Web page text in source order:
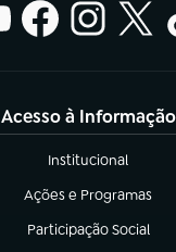
Acesso à Informação
Institucional
(abre em nova aba)
Ações e Programas
(abre em nova aba)
Participação Social
(abre em nova aba)